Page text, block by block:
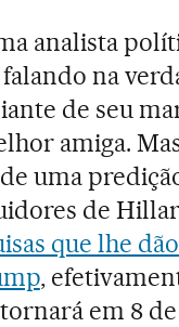
analista
na
de seu
amiga.
uma
de
que lhe
,
tornará em 8